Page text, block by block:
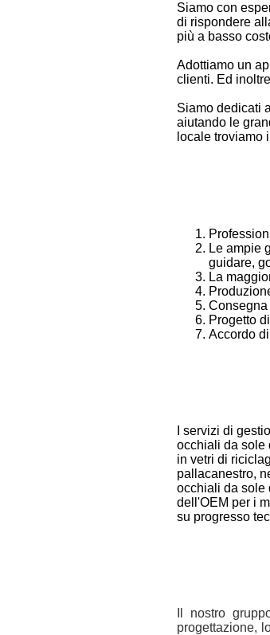
Siamo con
di rispondere
più a basso
Adottiamo un
clienti. Ed
Siamo dedicati
aiutando le
locale troviamo
Le ampie
guidare,
La
Consegna
Progetto
Accordo
I servizi di
occhiali da sole
in vetri di
pallacanestro,
occhiali da sole
dell'OEM per i
su progresso
Il nostro
progettazione,